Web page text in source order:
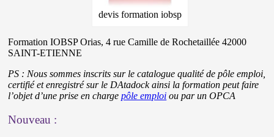
devis formation iobsp
Formation IOBSP Orias, 4 rue Camille de Rochetaillée 42000
SAINT-ETIENNE
PS : Nous sommes inscrits sur le catalogue qualité de pôle emploi,
certifié et enregistré sur le DAtadock ainsi la formation peut faire
l’objet d’une prise en chargepôle emploi ou par un OPCA
Nouveau :